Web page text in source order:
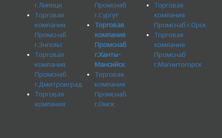
г.Липецк
Торговая
компания
Промснаб
г.Энгельс
Торговая
компания
Промснаб
г.Дмитровград
Торговая
компания
Промснаб
г.Сургут
Торговая
компания
Промснаб
г.Ханты-
Мансийск
Торговая
компания
Промснаб
г.Омск
Торговая
компания
Промснаб г.Орск
Торговая
компания
Промснаб
г.Магнитогорск